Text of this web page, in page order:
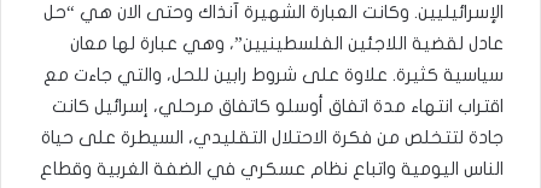
الإسرائيليين. وكانت العبارة الشهيرة آنذاك وحتى الان هي “حل
عادل لقضية اللاجئين الفلسطينيين”، وهي عبارة لها معان
سياسية كثيرة. علاوة على شروط رابين للحل، والتي جاءت مع
اقتراب انتهاء مدة اتفاق أوسلو كاتفاق مرحلي، إسرائيل كانت
جادة لتتخلص من فكرة الاحتلال التقليدي، السيطرة على حياة
الناس اليومية واتباع نظام عسكري في الضفة الغربية وقطاع